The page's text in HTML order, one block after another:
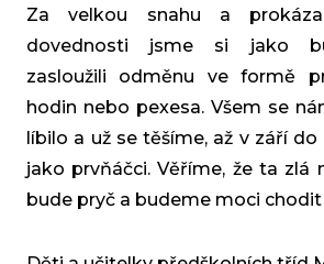
Za velkou snahu a
dovednosti jsme si jako
zasloužili odměnu ve formě
hodin nebo pexesa. Všem se
líbilo a už se těšíme, až v září
jako prvňáčci. Věříme, že ta zlá
bude pryč a budeme moci chodit